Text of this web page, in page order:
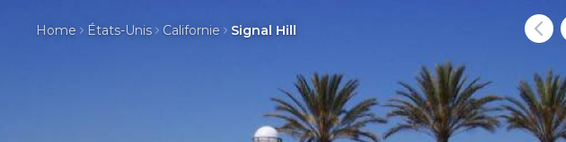
Home États-Unis Californie Signal Hill